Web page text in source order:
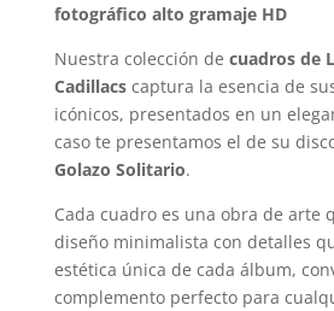
fotográfico alto gramaje HD
Nuestra colección de cuadros de
Cadillacscaptura la esencia de
icónicos, presentados en un
caso te presentamos el de su
Golazo Solitario.
Cada cuadro es una obra de arte
diseño minimalista con detalles
estética única de cada álbum,
complemento perfecto para